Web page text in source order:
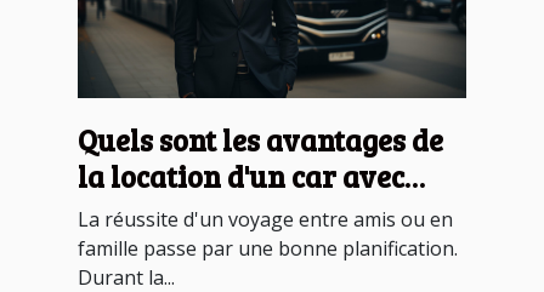
Quels sont les avantages de
la location d'un car avec
chauffeur ?
La réussite d'un voyage entre amis ou en
famille passe par une bonne planification.
Durant la...